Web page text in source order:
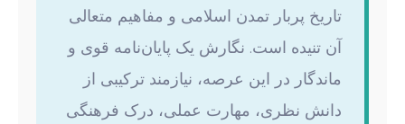
تاریخ پربار تمدن اسلامی و مفاهیم متعالی
آن تنیده است. نگارش یک پایان‌نامه قوی و
ماندگار در این عرصه، نیازمند ترکیبی از
دانش نظری، مهارت عملی، درک فرهنگی